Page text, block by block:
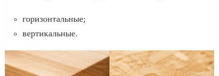
горизонтальные;
вертикальные.